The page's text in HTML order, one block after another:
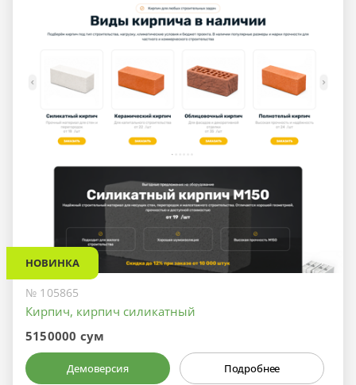
НОВИНКА
№ 105865
Кирпич, кирпич силикатный
5150000 сум
Демоверсия Подробнее